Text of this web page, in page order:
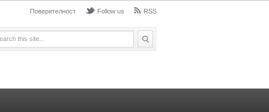
Поверителност Follow us RSS